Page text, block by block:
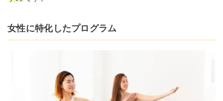
女性に特化したプログラム